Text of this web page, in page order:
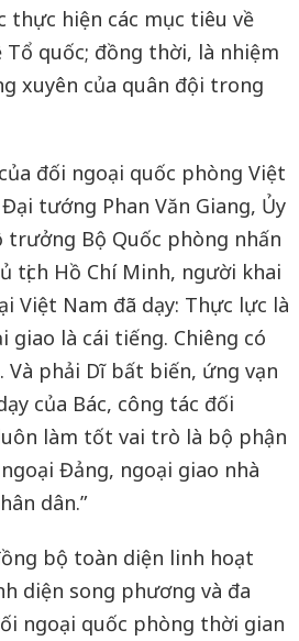
thực hiện các mục tiêu về
Tổ quốc; đồng thời, là nhiệm
xuyên của quân đội trong
đối ngoại quốc phòng Việt
tướng Phan Văn Giang, Ủy
trưởng Bộ Quốc phòng nhấn
tịch Hồ Chí Minh, người khai
Việt Nam đã dạy: Thực lực là
giao là cái tiếng. Chiêng có
phải Dĩ bất biến, ứng vạn
của Bác, công tác đối
làm tốt vai trò là bộ phận
Đảng, ngoại giao nhà
dân.”
bộ toàn diện linh hoạt
diện song phương và đa
ngoại quốc phòng thời gian